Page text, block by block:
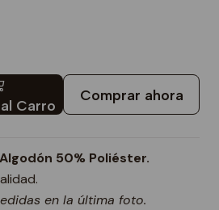
Carro
Comprar ahora
50% Poliéster.
en la última foto.